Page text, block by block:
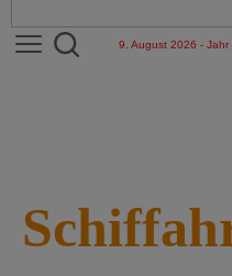
9. August 2026 - Jahr